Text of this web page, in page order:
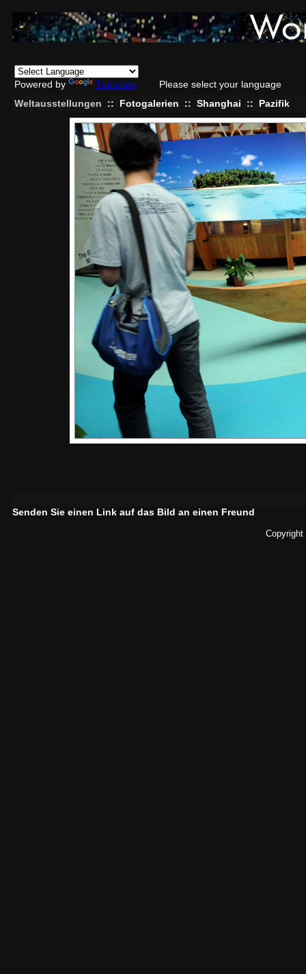
Powered by Translate
Please select your language
Weltausstellungen
:: Fotogalerien :: Shanghai :: Pazifik
Senden Sie einen Link auf das Bild an einen Freund